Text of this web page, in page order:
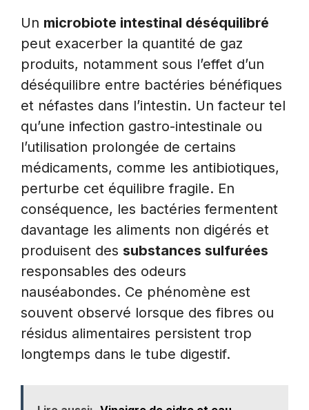
Un microbiote intestinal déséquilibré
peut exacerber la quantité de gaz
produits, notamment sous l’effet d’un
déséquilibre entre bactéries bénéfiques
et néfastes dans l’intestin. Un facteur tel
qu’une infection gastro-intestinale ou
l’utilisation prolongée de certains
médicaments, comme les antibiotiques,
perturbe cet équilibre fragile. En
conséquence, les bactéries fermentent
davantage les aliments non digérés et
produisent des substances sulfurées
responsables des odeurs
nauséabondes. Ce phénomène est
souvent observé lorsque des fibres ou
résidus alimentaires persistent trop
longtemps dans le tube digestif.